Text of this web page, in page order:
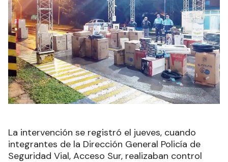
La intervención se registró el jueves, cuando
integrantes de la Dirección General Policía de
Seguridad Vial, Acceso Sur, realizaban control